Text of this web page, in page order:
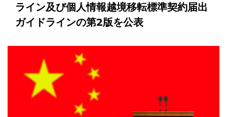
ライン及び個人情報越境移転標準契約届出
ガイドラインの第2版を公表